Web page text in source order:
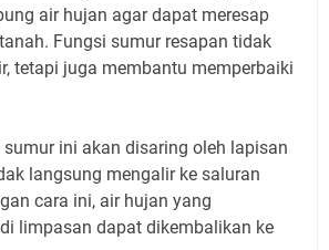
air hujan agar dapat meresap
Fungsi sumur resapan tidak
tetapi juga membantu memperbaiki
ini akan disaring oleh lapisan
langsung mengalir ke saluran
cara ini, air hujan yang
limpasan dapat dikembalikan ke